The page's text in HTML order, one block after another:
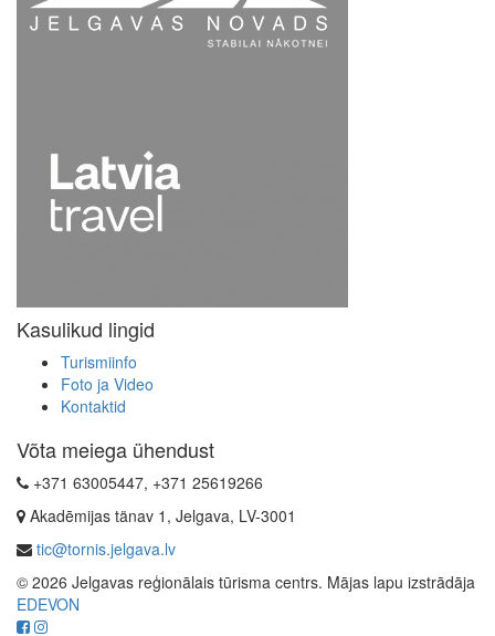
Kasulikud lingid
Turismiinfo
Foto ja Video
Kontaktid
Võta meiega ühendust
+371 63005447, +371 25619266
Akadēmijas tänav 1, Jelgava, LV-3001
tic@tornis.jelgava.lv
© 2026 Jelgavas reģionālais tūrisma centrs. Mājas lapu izstrādāja
EDEVON